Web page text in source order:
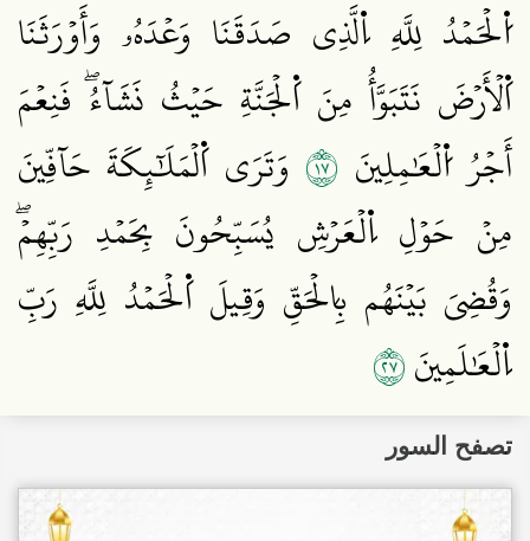
اُ۬لۡحَمۡدُ لِلَّهِ اِ۬لَّذِي صَدَقَنَا وَعۡدَهُۥ وَأَوۡرَثَنَا
اَ۬لۡأَرۡضَ نَتَبَوَّأُ مِنَ اَ۬لۡجَنَّةِ حَيۡثُ نَشَآءُۖ فَنِعۡمَ
أَجۡرُ اُ۬لۡعَٰمِلِينَ ٧١ وَتَرَى اَ۬لۡمَلَٰٓئِكَةَ حَآفِّينَ
مِنۡ حَوۡلِ اِ۬لۡعَرۡشِ يُسَبِّحُونَ بِحَمۡدِ رَبِّهِمۡۖ
وَقُضِيَ بَيۡنَهُم بِالۡحَقِّ وَقِيلَ اَ۬لۡحَمۡدُ لِلَّهِ رَبِّ
اِ۬لۡعَٰلَمِينَ٧٢
تصفح السور